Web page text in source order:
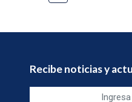
Recibe noticias y